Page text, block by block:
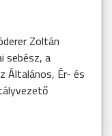
Zoltán
sebész, a
Általános, Ér- és